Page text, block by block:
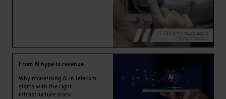
From AI hype to revenue
Why monetising AI in telecom
starts with the right
infrastructure stack